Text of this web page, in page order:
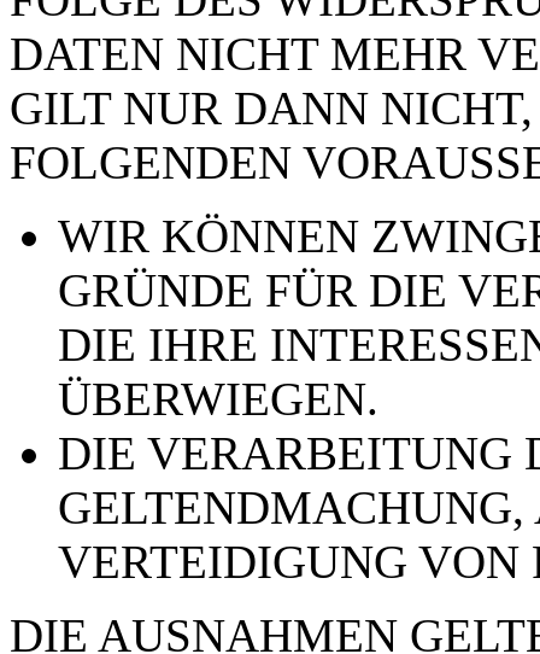
DATEN NICHT MEHR
GILT NUR DANN
FOLGENDEN
WIR KÖNNEN
GRÜNDE FÜR DIE
DIE IHRE
ÜBERWIEGEN.
DIE VERARBEITUNG
VERTEIDIGUNG VON
DIE AUSNAHMEN